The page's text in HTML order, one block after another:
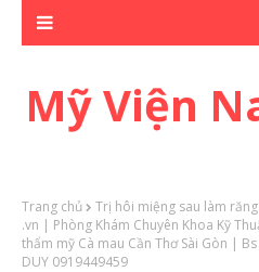
Mỹ Viện
Trang chủ
Trị hôi miệng sau làm
.vn | Phòng Khám Chuyên Khoa Kỹ
thẩm mỹ Cà mau Cần Thơ Sài Gòn |
DUY 0919449459